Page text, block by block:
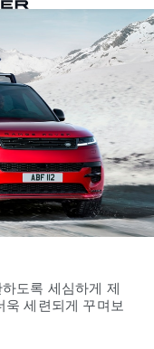
도록 세심하게 제
욱 세련되게 꾸며보